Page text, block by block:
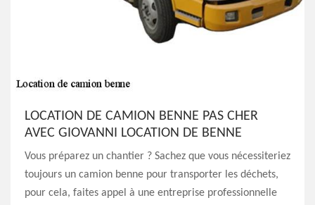
LOCATION DE CAMION BENNE PAS CHER
AVEC GIOVANNI LOCATION DE BENNE
Vous préparez un chantier ? Sachez que vous nécessiteriez
toujours un camion benne pour transporter les déchets,
pour cela, faites appel à une entreprise professionnelle